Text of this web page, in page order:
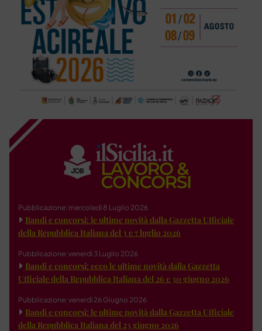
Pubblicazione: mercoledì 8 Luglio 2026
Bandi e concorsi: le ultime novità dalla Gazzetta Ufficiale
della Repubblica Italiana del 3 e 7 luglio 2026
Pubblicazione: venerdì 3 Luglio 2026
Bandi e concorsi: ecco le ultime novità dalla Gazzetta
Ufficiale della Repubblica Italiana del 26 e 30 giugno 2026
Pubblicazione: venerdì 26 Giugno 2026
Bandi e concorsi: le ultime novità dalla Gazzetta Ufficiale
della Repubblica Italiana del 23 giugno 2026